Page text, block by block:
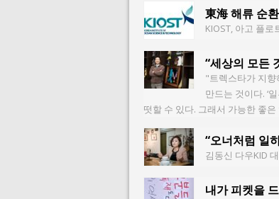
東海 해류 순환
KIOST, 아고 플
“세상의 모든
"트렉스타가 지향
만드는 것이다. ‘
떳할 수 있다. 그래서 가능한 좋
“오너처럼 일
김동신 다우KID
내가 피켓을